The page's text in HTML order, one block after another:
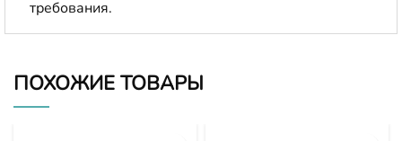
требования.
ПОХОЖИЕ ТОВАРЫ